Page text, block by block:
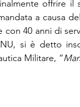
offrire il
a causa
con 40 anni di
si è detto
Militare, “